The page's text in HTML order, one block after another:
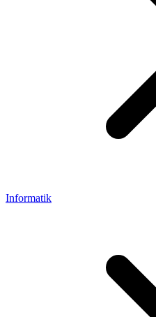
Informatik